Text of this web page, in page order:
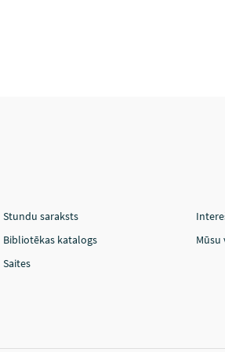
Stundu saraksts
Bibliotēkas katalogs
Mūsu
Saites